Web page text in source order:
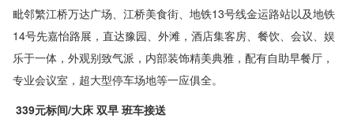
毗邻繁江桥万达广场、江桥美食街、地铁13号线金运路站以及地铁
14号先嘉怡路展，直达豫园、外滩，酒店集客房、餐饮、会议、娱
乐于一体，外观别致气派，内部装饰精美典雅，配有自助早餐厅，
专业会议室，超大型停车场地等一应俱全。
339元标间/大床 双早 班车接送